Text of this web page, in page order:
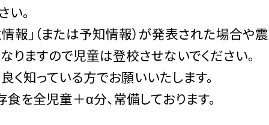
い。
報」（または予知情報）が発表された場合や
ますので児童は登校させないでください。
知っている方でお願いいたします。
全児童＋α分、常備しております。